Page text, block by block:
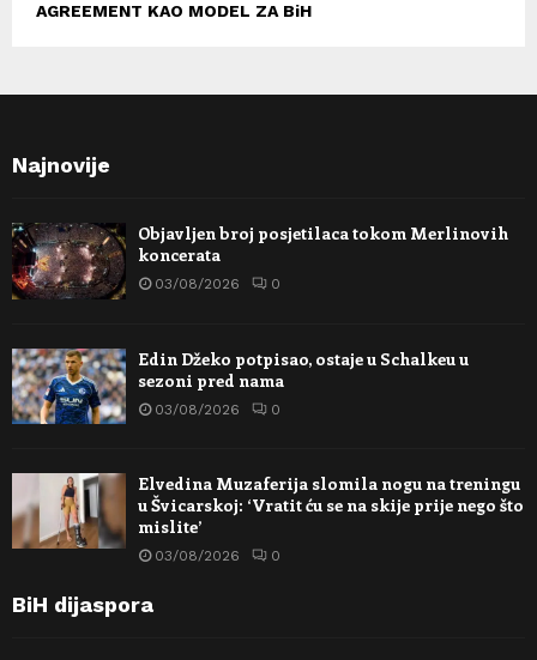
AGREEMENT KAO MODEL ZA BiH
Najnovije
Objavljen broj posjetilaca tokom Merlinovih
koncerata
03/08/2026 0
Edin Džeko potpisao, ostaje u Schalkeu u
sezoni pred nama
03/08/2026 0
Elvedina Muzaferija slomila nogu na treningu
u Švicarskoj: ‘Vratit ću se na skije prije nego što
mislite’
03/08/2026 0
BiH dijaspora